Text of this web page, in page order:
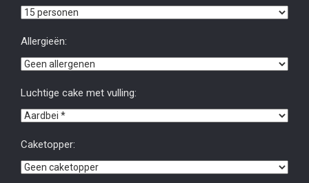
Allergieën:
Luchtige cake met vulling:
Caketopper: